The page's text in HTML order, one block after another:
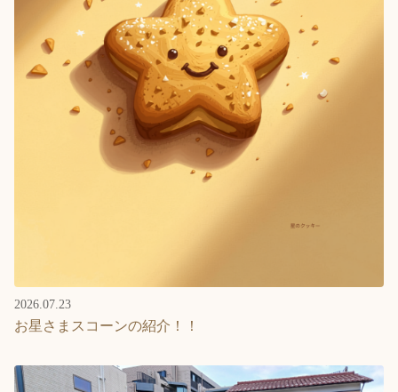
2026.07.23
お星さまスコーンの紹介！！